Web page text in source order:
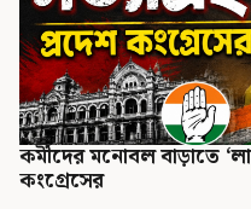
কর্মীদের মনোবল বাড়াতে
কংগ্রেসের